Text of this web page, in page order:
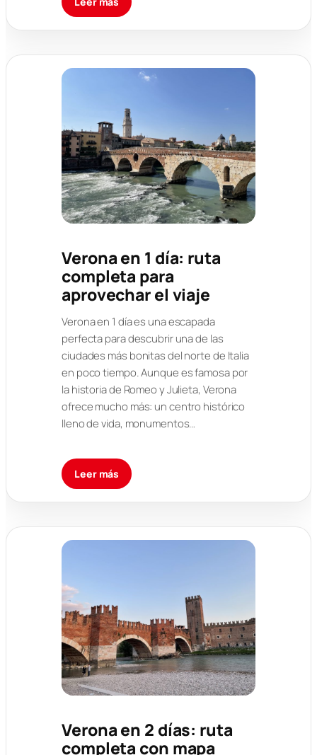
Verona en 1 día: ruta
completa para
aprovechar el viaje
Verona en 1 día es una escapada
perfecta para descubrir una de las
ciudades más bonitas del norte de Italia
en poco tiempo. Aunque es famosa por
la historia de Romeo y Julieta, Verona
ofrece mucho más: un centro histórico
lleno de vida, monumentos…
Leer más
Verona en 2 días: ruta
completa con mapa